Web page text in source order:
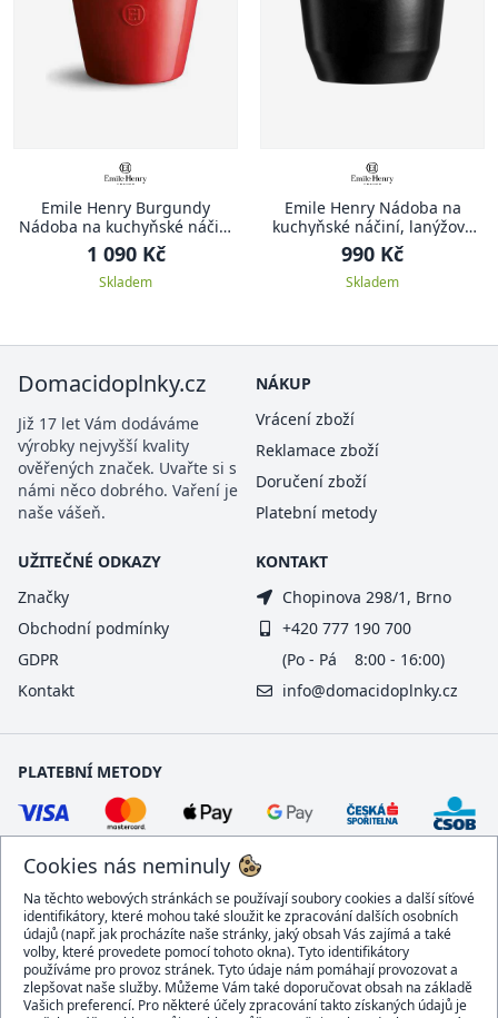
Emile Henry Burgundy
Nádoba na kuchyňské náčiní
červená Burgundy
1 090 Kč
Skladem
Emile Henry Nádoba na
kuchyňské náčiní, lanýžová
Truffle
990 Kč
Skladem
Cookies nás neminuly
Na těchto webových stránkách se používají soubory cookies a další síťové
identifikátory, které mohou také sloužit ke zpracování dalších osobních
údajů (např. jak procházíte naše stránky, jaký obsah Vás zajímá a také
volby, které provedete pomocí tohoto okna). Tyto identifikátory
používáme pro provoz stránek. Tyto údaje nám pomáhají provozovat a
zlepšovat naše služby. Můžeme Vám také doporučovat obsah na základě
Vašich preferencí. Pro některé účely zpracování takto získaných údajů je
Domacidoplnky.cz
Již 17 let Vám dodáváme
výrobky nejvyšší kvality
ověřených značek. Uvařte si s
námi něco dobrého. Vaření je
naše vášeň.
NÁKUP
Vrácení zboží
Reklamace zboží
Doručení zboží
Platební metody
UŽITEČNÉ ODKAZY
Značky
Obchodní podmínky
GDPR
Kontakt
KONTAKT
Chopinova 298/1, Brno
+420 777 190 700
(Po - Pá 8:00 - 16:00)
info@domacidoplnky.cz
PLATEBNÍ METODY
DOPRAVCI